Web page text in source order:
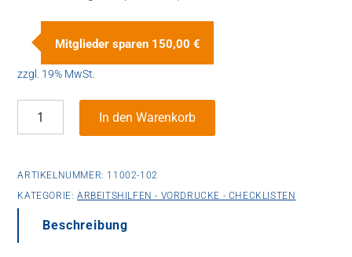
Mitglieder sparen 150,00 €
zzgl. 19% MwSt.
Mystery-
Check
Digital
Menge
In den Warenkorb
ARTIKELNUMMER: 11002-102
KATEGORIE:ARBEITSHILFEN - VORDRUCKE - CHECKLISTEN
Beschreibung